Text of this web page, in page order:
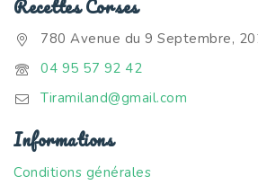
Recettes Corses
780 Avenue du 9 Septembre,
04 95 57 92 42
Tiramiland@gmail.com
Informations
Conditions générales